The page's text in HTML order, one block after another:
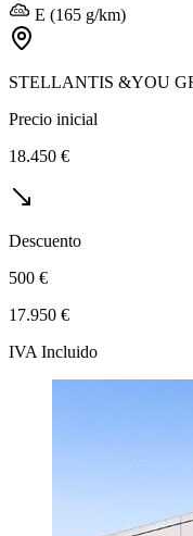
E (165 g/km)
STELLANTIS &YOU
Precio inicial
18.450 €
Descuento
500 €
17.950 €
IVA Incluido